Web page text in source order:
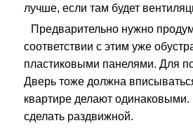
лучше, если там будет
Предварительно нужно
соответствии с этим уже
пластиковыми панелями. Для
Дверь тоже должна
квартире делают
сделать раздвижной.